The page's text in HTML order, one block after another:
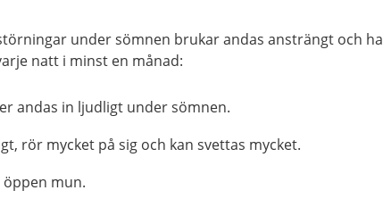
under sömnen brukar andas ansträngt och ha
natt i minst en månad:
andas in ljudligt under sömnen.
rör mycket på sig och kan svettas mycket.
mun.